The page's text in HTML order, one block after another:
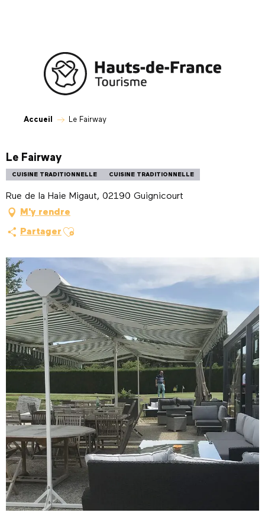
Accueil Le Fairway
Le Fairway
CUISINE TRADITIONNELLE CUISINE TRADITIONNELLE
Rue de la Haie Migaut, 02190 Guignicourt
M'y rendre
Partager Ajouter aux favoris